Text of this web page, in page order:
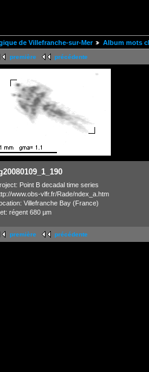
de Villefranche-sur-Mer Album mots
première précédente
Point B decadal time series
www.obs-vlfr.fr/Rade/ndex_a.htm
Villefranche Bay (France)
régent 680 µm
première précédente